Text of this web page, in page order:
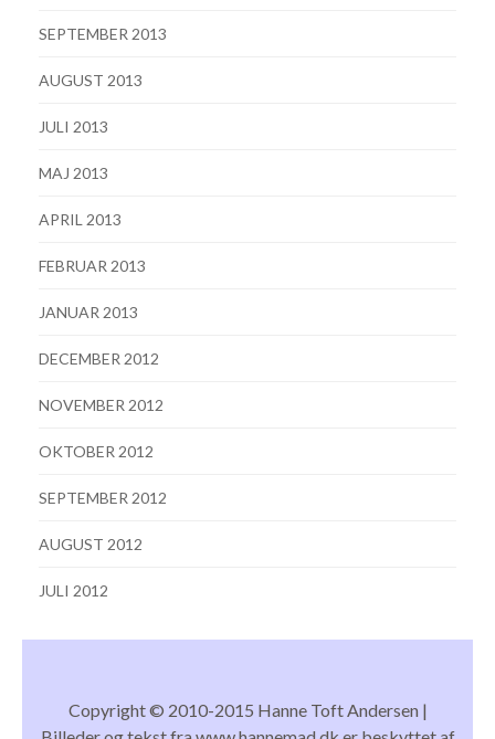
SEPTEMBER 2013
AUGUST 2013
JULI 2013
MAJ 2013
APRIL 2013
FEBRUAR 2013
JANUAR 2013
DECEMBER 2012
NOVEMBER 2012
OKTOBER 2012
SEPTEMBER 2012
AUGUST 2012
JULI 2012
Copyright © 2010-2015 Hanne Toft Andersen |